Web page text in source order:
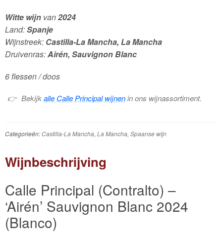
Witte wijnvan2024
Land:Spanje
Wijnstreek: Castilla-La Mancha, La Mancha
Druivenras:Airén, Sauvignon Blanc
6 flessen / doos
Bekijkalle Calle Principal wijnenin ons wijnassortiment.
Categorieën:Castilla-La Mancha, La Mancha, Spaanse wijn
Wijnbeschrijving
Calle Principal (Contralto) –
‘Airén’ Sauvignon Blanc 2024
(Blanco)